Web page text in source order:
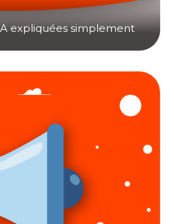
expliquées simplement